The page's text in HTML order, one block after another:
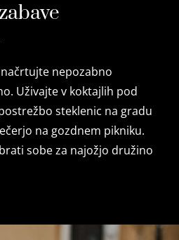
nepozabno
Uživajte v koktajlih pod
steklenic na gradu
na gozdnem pikniku.
sobe za najožjo družino